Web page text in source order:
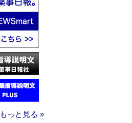
もっと見る »